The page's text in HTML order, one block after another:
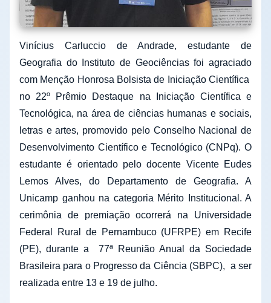
Vinícius Carluccio de Andrade, estudante de
Geografia do Instituto de Geociências foi agraciado
com Menção Honrosa Bolsista de Iniciação Científica
no 22º Prêmio Destaque na Iniciação Científica e
Tecnológica, na área de ciências humanas e sociais,
letras e artes, promovido pelo Conselho Nacional de
Desenvolvimento Científico e Tecnológico (CNPq). O
estudante é orientado pelo docente Vicente Eudes
Lemos Alves, do Departamento de Geografia. A
Unicamp ganhou na categoria Mérito Institucional. A
cerimônia de premiação ocorrerá na Universidade
Federal Rural de Pernambuco (UFRPE) em Recife
(PE), durante a 77ª Reunião Anual da Sociedade
Brasileira para o Progresso da Ciência (SBPC), a ser
realizada entre 13 e 19 de julho.